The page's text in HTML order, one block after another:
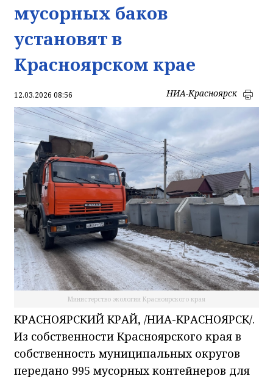
мусорных баков
установят в
Красноярском крае
12.03.2026 08:56 НИА-Красноярск
Министерство экологии Красноярского края
КРАСНОЯРСКИЙ КРАЙ, /НИА-КРАСНОЯРСК/.
Из собственности Красноярского края в
собственность муниципальных округов
передано 995 мусорных контейнеров для